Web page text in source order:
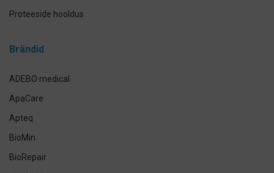
Proteeside hooldus
Implantaadi hooldus
Brändid
ADEBO medical
ApaCare
Apteq
BioMin
BioRepair